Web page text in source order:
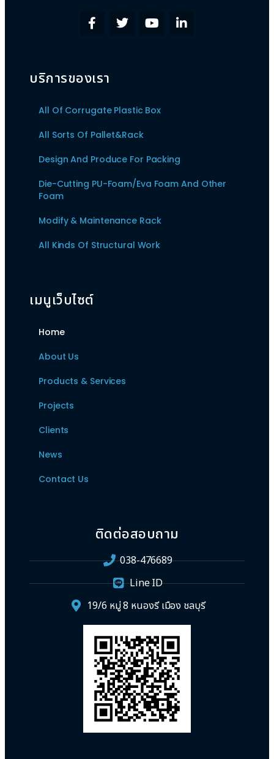
บริการของเรา
All Of Corrugate Plastic Box
All Sorts Of Pallet&Rack
Design And Produce For Packing
Die-Cutting PU-Foam/Eva Foam And Other
Foam
Modify & Maintenance Rack
All Kinds Of Structural Work
เมนูเว็บไซต์
Home
About Us
Products & Services
Projects
Clients
News
Contact Us
ติดต่อสอบถาม
038-476689
Line ID
19/6 หมู่ 8 หนองรี เมือง ชลบุรี